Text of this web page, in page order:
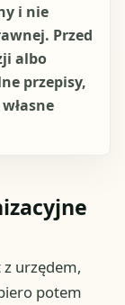
i nie
Przed
albo
przepisy,
urzędem,
potem